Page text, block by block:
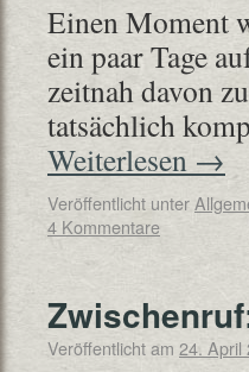
Einen Moment
ein paar Tage
zeitnah davon
tatsächlich
Weiterlesen →
Veröffentlicht unter
4 Kommentare
Veröffentlicht am 24. April